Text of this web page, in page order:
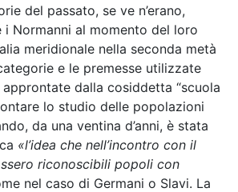
del passato, se ve n’erano,
i Normanni al momento del loro
meridionale nella seconda metà
e le premesse utilizzate
approntate dalla cosiddetta “scuola
lo studio delle popolazioni
da una ventina d’anni, è stata
«l’idea che nell’incontro con il
riconoscibili popoli con
nel caso di Germani o Slavi. La